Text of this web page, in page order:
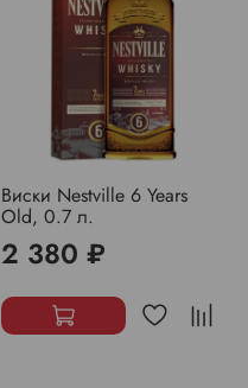
Виски Nestville 6 Years
Old, 0.7 л.
2 380 ₽